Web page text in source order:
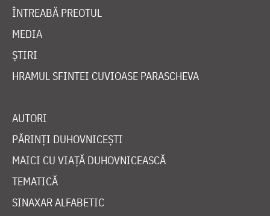
ÎNTREABĂ PREOTUL
MEDIA
ȘTIRI
HRAMUL SFINTEI CUVIOASE PARASCHEVA
AUTORI
PĂRINȚI DUHOVNICEȘTI
MAICI CU VIAȚĂ DUHOVNICEASCĂ
TEMATICĂ
SINAXAR ALFABETIC